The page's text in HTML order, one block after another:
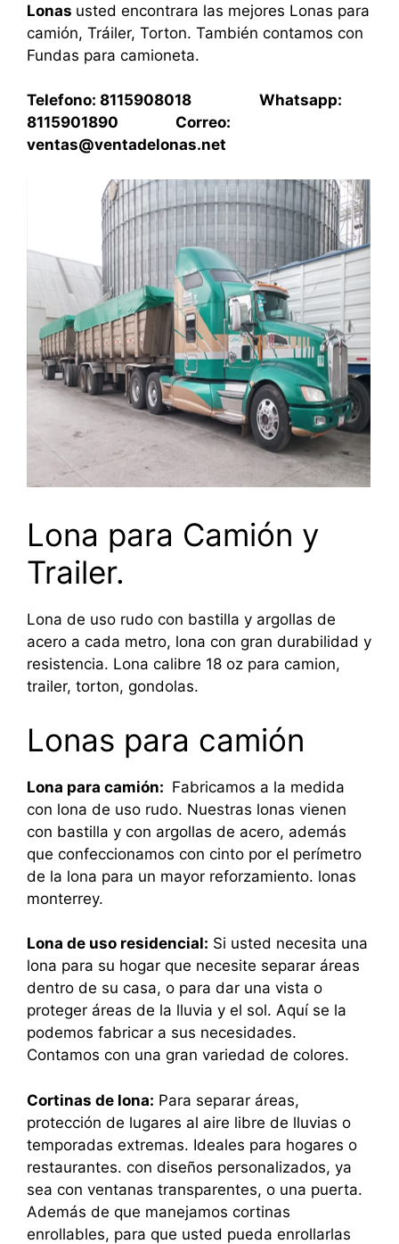
Lonas usted encontrara las mejores Lonas para
camión, Tráiler, Torton. También contamos con
Fundas para camioneta.
Telefono: 8115908018 Whatsapp:
8115901890 Correo:
ventas@ventadelonas.net
Lona para Camión y
Trailer.
Lona de uso rudo con bastilla y argollas de
acero a cada metro, lona con gran durabilidad y
resistencia. Lona calibre 18 oz para camion,
trailer, torton, gondolas.
Lonas para camión
Lona para camión: Fabricamos a la medida
con lona de uso rudo. Nuestras lonas vienen
con bastilla y con argollas de acero, además
que confeccionamos con cinto por el perímetro
de la lona para un mayor reforzamiento. lonas
monterrey.
Lona de uso residencial: Si usted necesita una
lona para su hogar que necesite separar áreas
dentro de su casa, o para dar una vista o
proteger áreas de la lluvia y el sol. Aquí se la
podemos fabricar a sus necesidades.
Contamos con una gran variedad de colores.
Cortinas de lona: Para separar áreas,
protección de lugares al aire libre de lluvias o
temporadas extremas. Ideales para hogares o
restaurantes. con diseños personalizados, ya
sea con ventanas transparentes, o una puerta.
Además de que manejamos cortinas
enrollables, para que usted pueda enrollarlas